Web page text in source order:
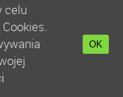
:
sklep animatora
:
:Rumia
celu
OK